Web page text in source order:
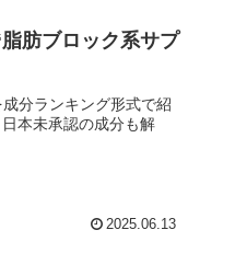
肪ブロック系サプ
分ランキング形式で紹
本未承認の成分も解
2025.06.13